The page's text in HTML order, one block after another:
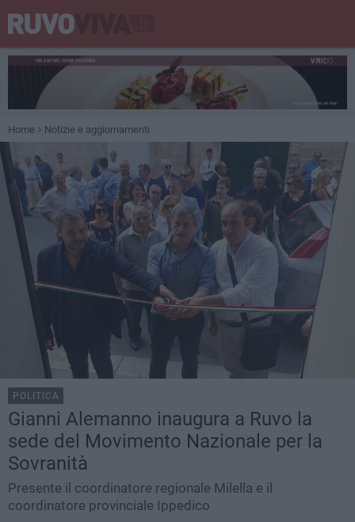
Home Notizie e aggiornamenti
POLITICA
Gianni Alemanno inaugura a Ruvo la
sede del Movimento Nazionale per la
Sovranità
Presente il coordinatore regionale Milella e il
coordinatore provinciale Ippedico